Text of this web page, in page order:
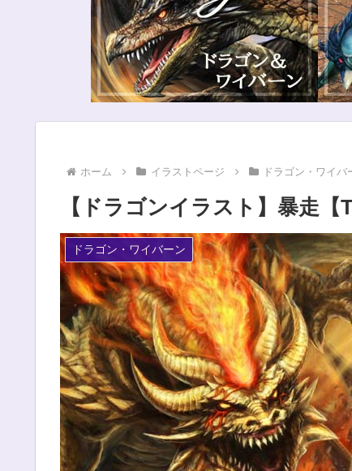
ホーム イラストページ ドラゴン・ワイバ
【ドラゴンイラスト】暴走【
ドラゴン・ワイバーン